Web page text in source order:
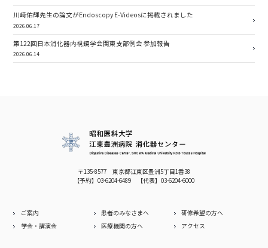
川﨑佑輝先生の論文がEndoscopy E-Videosに掲載されました
2026.06.17
第122回日本消化器内視鏡学会関東支部例会 参加報告
2026.06.14
〒135-8577 東京都江東区豊洲5丁目1番38
【予約】 03-6204-6489 【代表】 03-6204-6000
ご案内 患者のみなさまへ
研修希望の方へ
学会・講演会
医療機関の方へ アクセス